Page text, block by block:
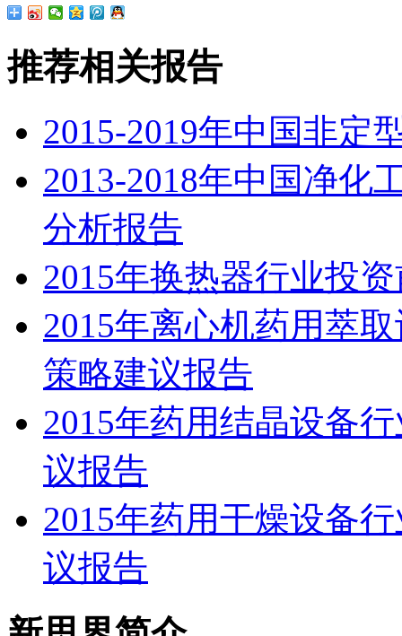
推荐相关报告
2015-2019年中国非定
2013-2018年中国净化
分析报告
2015年换热器行业投
2015年离心机药用萃
策略建议报告
2015年药用结晶设备
议报告
2015年药用干燥设备
议报告